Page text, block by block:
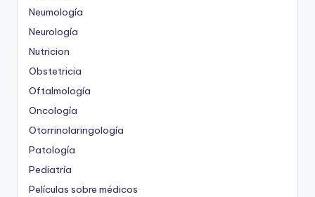
Neumología
Neurología
Nutricion
Obstetricia
Oftalmología
Oncología
Otorrinolaringología
Patología
Pediatría
Películas sobre médicos